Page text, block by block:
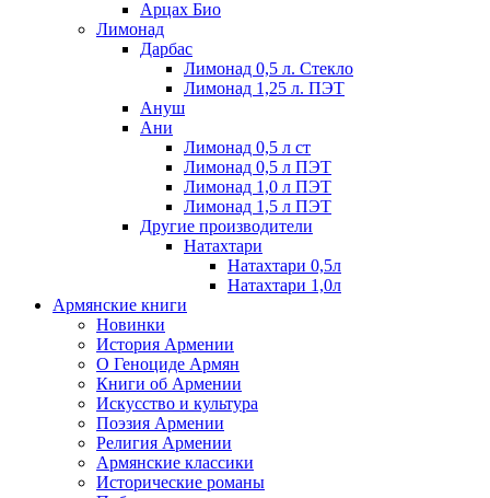
Арцах Био
Лимонад
Дарбас
Лимонад 0,5 л. Стекло
Лимонад 1,25 л. ПЭТ
Ануш
Ани
Лимонад 0,5 л ст
Лимонад 0,5 л ПЭТ
Лимонад 1,0 л ПЭТ
Лимонад 1,5 л ПЭТ
Другие производители
Натахтари
Натахтари 0,5л
Натахтари 1,0л
Армянские книги
Новинки
История Армении
О Геноциде Армян
Книги об Армении
Иcкусство и культура
Поэзия Армении
Религия Армении
Армянские классики
Исторические романы